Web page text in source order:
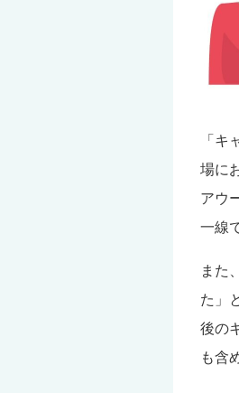
「
場に
アウ
一線
また
た」
後の
も含